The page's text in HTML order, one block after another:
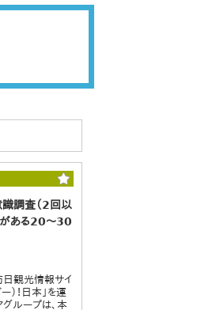
調査（2回以
がある20～30
日観光情報サイ
）！日本」を運
グループは、本